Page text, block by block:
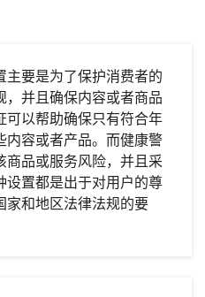
要是为了保护消费者的
并且确保内容或者商品
可以帮助确保只有符合年
内容或者产品。而健康警
品或服务风险，并且采
设置都是出于对用户的尊
家和地区法律法规的要